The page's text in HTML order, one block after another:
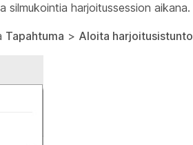
silmukointia harjoitussession aikana.
Tapahtuma > Aloita harjoitusistunto